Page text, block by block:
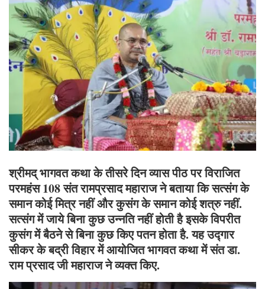
श्रीमद् भागवत कथा के तीसरे दिन व्यास पीठ पर विराजित
परमहंस 108 संत रामप्रसाद महाराज ने बताया कि सत्संग के
समान कोई मित्र नहीं और कुसंग के समान कोई शत्रु नहीं.
सत्संग में जाये बिना कुछ उन्नति नहीं होती है इसके विपरीत
कुसंग में बैठने से बिना कुछ किए पतन होता है. यह उद्गार
सीकर के बद्री विहार में आयोजित भागवत कथा में संत डा.
राम प्रसाद जी महाराज ने व्यक्त किए.